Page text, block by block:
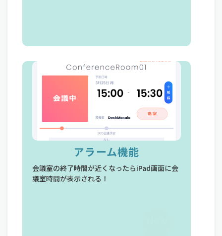
アラーム機能
会議室の終了時間が近くなったらiPad画面に会
議室時間が表示される！